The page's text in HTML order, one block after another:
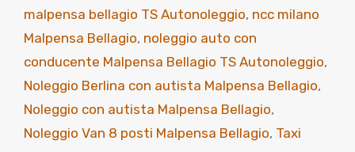
malpensa bellagio TS Autonoleggio, ncc milano
Malpensa Bellagio, noleggio auto con
conducente Malpensa Bellagio TS Autonoleggio,
Noleggio Berlina con autista Malpensa Bellagio,
Noleggio con autista Malpensa Bellagio,
Noleggio Van 8 posti Malpensa Bellagio, Taxi